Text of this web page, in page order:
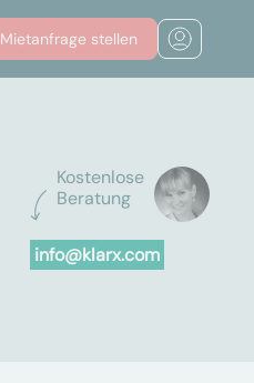
Mietanfrage stellen
Kostenlose
Beratung
info@klarx.com